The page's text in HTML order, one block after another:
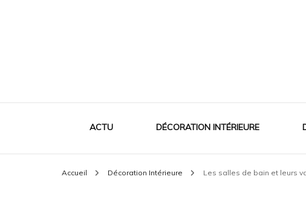
ACTU DÉCORATION INTÉRIEURE
Accueil Décoration Intérieure Les salles de bain et leurs